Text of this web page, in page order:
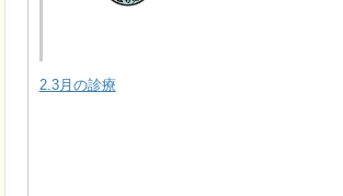
2.3月の診療